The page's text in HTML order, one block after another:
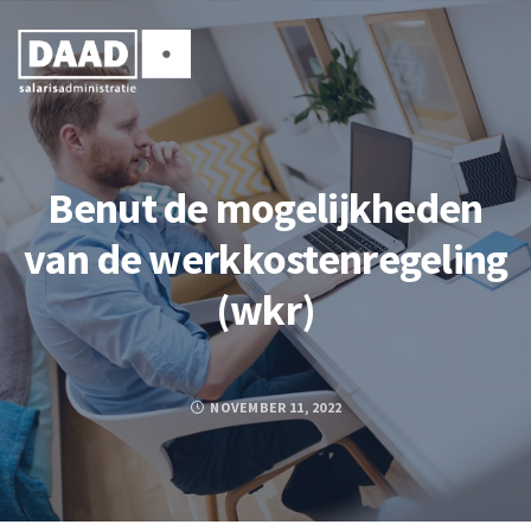
Benut de mogelijkheden
van de werkkostenregeling
(wkr)
NOVEMBER 11, 2022